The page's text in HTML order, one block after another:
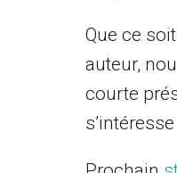
Que ce
auteur,
courte